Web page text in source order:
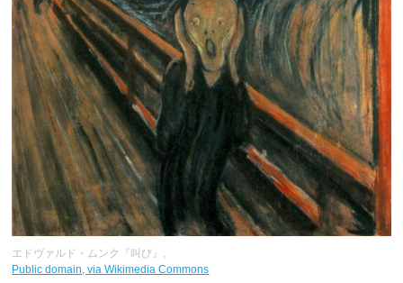
エドヴァルド・ムンク『叫び』,
Public domain, via Wikimedia Commons